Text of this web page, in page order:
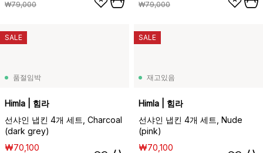
₩79,000 ₩79,000
품절임박
Himla | 힘라
선샤인 냅킨 4개 세트, Charcoal
(dark grey)
₩70,100
SALE
재고있음
Himla | 힘라
선샤인 냅킨 4개 세트, Nude
(pink)
₩70,100
SALE